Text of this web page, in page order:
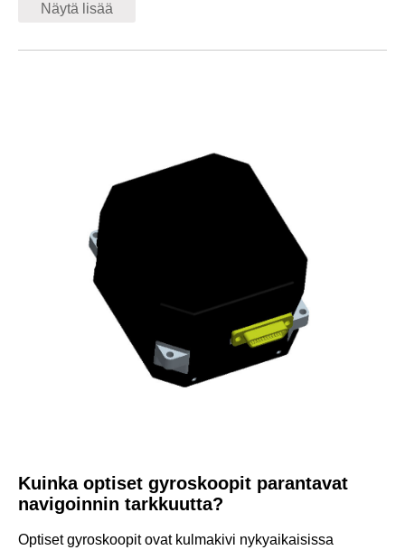
Näytä lisää
Kuinka optiset gyroskoopit parantavat
navigoinnin tarkkuutta?
Optiset gyroskoopit ovat kulmakivi nykyaikaisissa